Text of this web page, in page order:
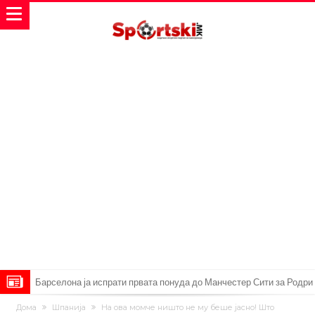
Барселона ја испрати првата понуда до Манчестер Сити за Родри
Манчестер Сити веќе му најде замена на Родри, и тоа во голем
Дома Шпанија
На ова момче ништо не му беше јасно! Што